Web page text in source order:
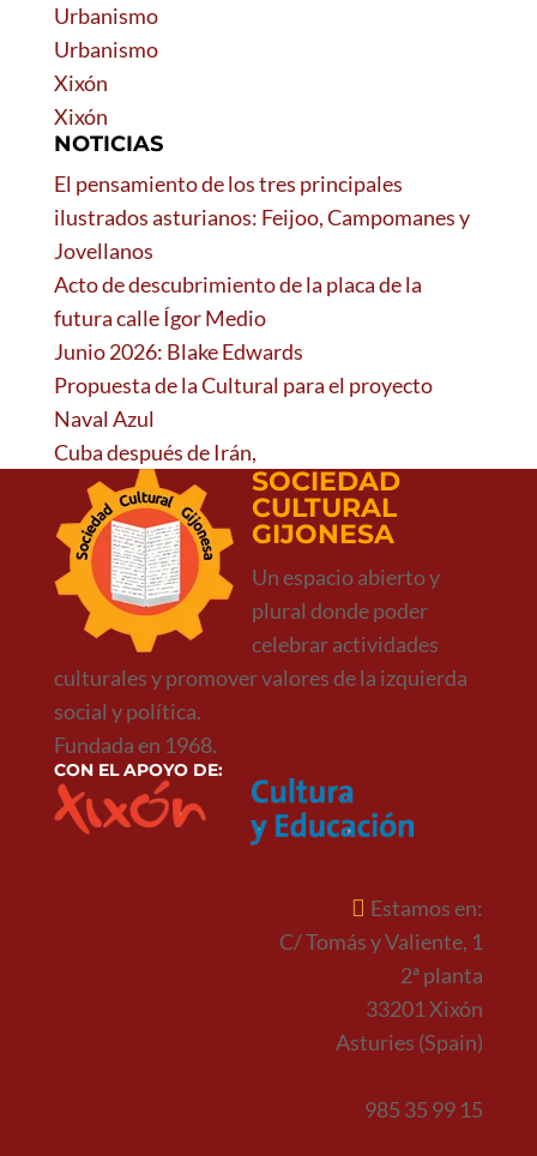
Urbanismo
Urbanismo
Xixón
Xixón
NOTICIAS
El pensamiento de los tres principales
ilustrados asturianos: Feijoo, Campomanes y
Jovellanos
Acto de descubrimiento de la placa de la
futura calle Ígor Medio
Junio 2026: Blake Edwards
Propuesta de la Cultural para el proyecto
Naval Azul
Cuba después de Irán,
SOCIEDAD
CULTURAL
GIJONESA
Un espacio abierto y
plural donde poder
celebrar actividades
culturales y promover valores de la izquierda
social y política.
Fundada en 1968.
CON EL APOYO DE:
Estamos en:
C/ Tomás y Valiente, 1
2ª planta
33201 Xixón
Asturies (Spain)
985 35 99 15